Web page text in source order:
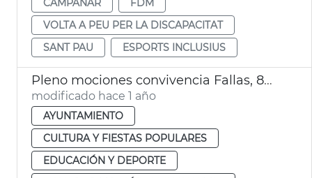
VOLTA A PEU PER LA DISCAPACITAT
SANT PAU
ESPORTS INCLUSIUS
Pleno mociones convivencia Fallas, 8M y consulta lengua
modificado hace 1 año
AYUNTAMIENTO
CULTURA Y FIESTAS POPULARES
EDUCACIÓN Y DEPORTE